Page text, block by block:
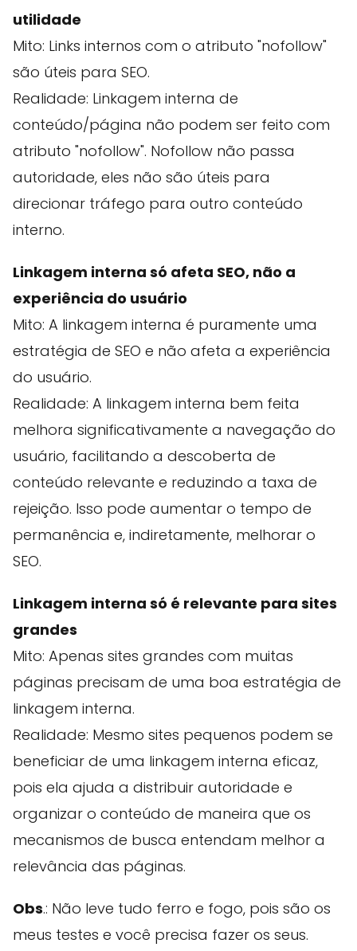
utilidade
Mito: Links internos com o atributo "nofollow"
são úteis para SEO.
Realidade: Linkagem interna de
conteúdo/página não podem ser feito com
atributo "nofollow". Nofollow não passa
autoridade, eles não são úteis para
direcionar tráfego para outro conteúdo
interno.
Linkagem interna só afeta SEO, não a
experiência do usuário
Mito: A linkagem interna é puramente uma
estratégia de SEO e não afeta a experiência
do usuário.
Realidade: A linkagem interna bem feita
melhora significativamente a navegação do
usuário, facilitando a descoberta de
conteúdo relevante e reduzindo a taxa de
rejeição. Isso pode aumentar o tempo de
permanência e, indiretamente, melhorar o
SEO.
Linkagem interna só é relevante para sites
grandes
Mito: Apenas sites grandes com muitas
páginas precisam de uma boa estratégia de
linkagem interna.
Realidade: Mesmo sites pequenos podem se
beneficiar de uma linkagem interna eficaz,
pois ela ajuda a distribuir autoridade e
organizar o conteúdo de maneira que os
mecanismos de busca entendam melhor a
relevância das páginas.
Obs.: Não leve tudo ferro e fogo, pois são os
meus testes e você precisa fazer os seus.